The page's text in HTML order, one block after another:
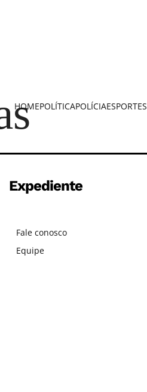
HOMEPOLÍTICAPOLÍCIAESPORTES
Expediente
Fale conosco
Equipe